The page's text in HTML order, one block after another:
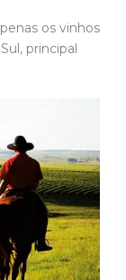
os vinhos
principal